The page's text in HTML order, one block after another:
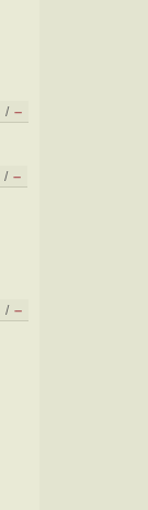
/ –
/ –
/ –